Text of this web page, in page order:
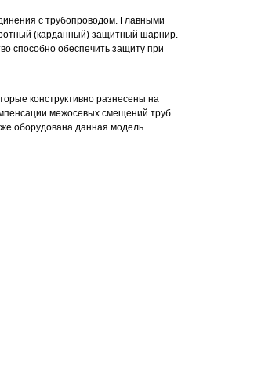
с трубопроводом. Главными
(карданный) защитный шарнир.
способно обеспечить защиту при
конструктивно разнесены на
межосевых смещений труб
оборудована данная модель.